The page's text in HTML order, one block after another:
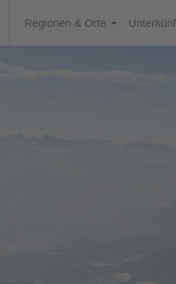
Regionen & Orte